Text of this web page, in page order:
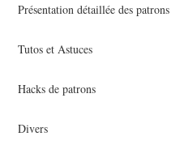
Présentation détaillée des patrons
Tutos et Astuces
Hacks de patrons
Divers